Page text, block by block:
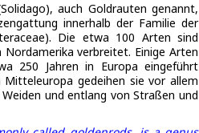
auch Goldrauten genannt,
innerhalb der Familie der
Die etwa 100 Arten sind
Nordamerika verbreitet. Einige Arten
250 Jahren in Europa eingeführt
Mitteleuropa gedeihen sie vor allem
und entlang von Straßen und